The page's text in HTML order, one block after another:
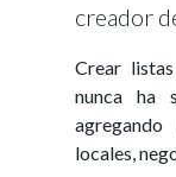
creador
Crear
nunca ha
locales,